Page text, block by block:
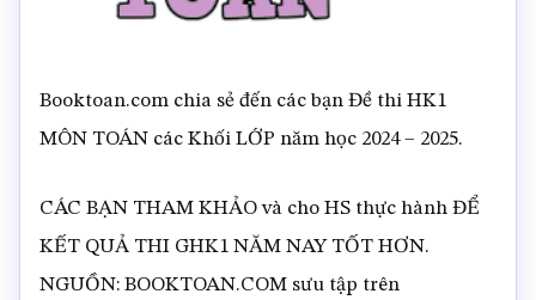
Booktoan.com chia sẻ đến các bạn Đề thi HK1
MÔN TOÁN các Khối LỚP năm học 2024 – 2025.
CÁC BẠN THAM KHẢO và cho HS thực hành ĐỂ
KẾT QUẢ THI GHK1 NĂM NAY TỐT HƠN.
NGUỒN: BOOKTOAN.COM sưu tập trên